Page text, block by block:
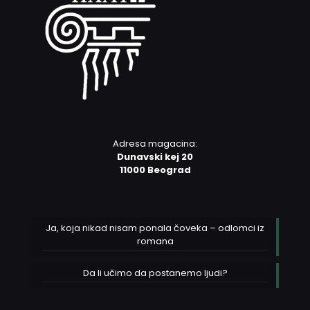
Adresa magacina:
Dunavski kej 20
11000 Beograd
Ja, koja nikad nisam ponala čoveka – odlomci iz
romana
Da li učimo da postanemo ljudi?